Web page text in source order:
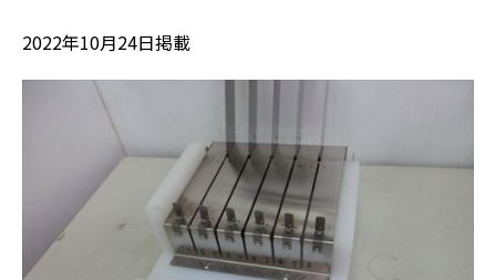
2022年10月24日掲載